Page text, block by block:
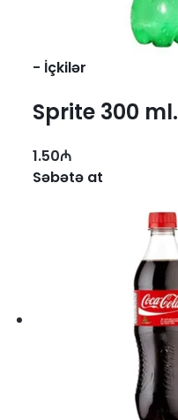
- İçkilər
Sprite 300 ml.
1.50₼
Səbətə at